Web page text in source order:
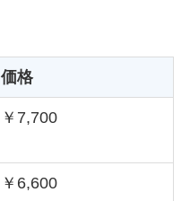
価格
￥7,700
￥6,600